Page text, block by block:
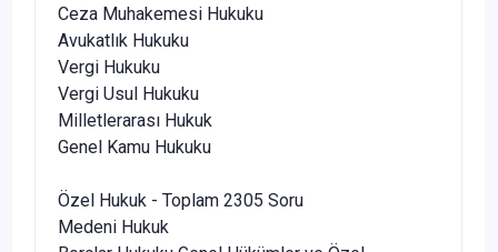
Ceza Muhakemesi Hukuku
Avukatlık Hukuku
Vergi Hukuku
Vergi Usul Hukuku
Milletlerarası Hukuk
Genel Kamu Hukuku
Özel Hukuk - Toplam 2305 Soru
Medeni Hukuk